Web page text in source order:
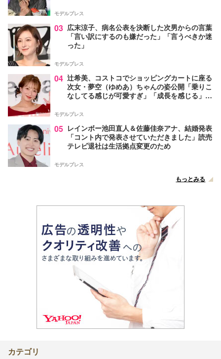
モデルプレス
03 広末涼子、病名公表を決断した次男からの言葉
「言い訳にするのも嫌だった」「言うべきか迷
った」
モデルプレス
04 辻希美、コストコでショッピングカートに座る
次女・夢空（ゆめあ）ちゃんの姿公開「乗りこ
なしてる感じが可愛すぎ」「成長を感じる」の
モデルプレス
05 レインボー池田直人＆佐藤佳奈アナ、結婚発表
「コント内で発表させていただきました」読売
テレビ退社は生活拠点変更のため
モデルプレス
もっとみる
カテゴリ